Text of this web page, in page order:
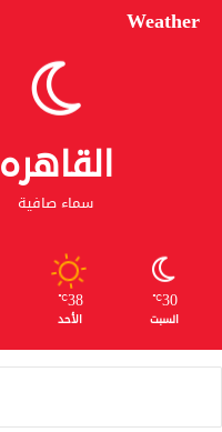
Weather
القاهره
سماء صافية
30
℃
السبت
38
℃
الأحد